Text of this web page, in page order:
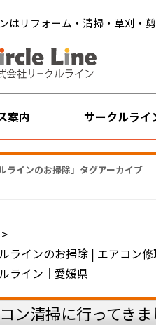
はリフォーム・清掃・草刈・
案内 サークルライ
ラインのお掃除」タグアーカイブ
>
ラインのお掃除 | エアコン
ライン｜愛媛県
ン清掃に行ってきま